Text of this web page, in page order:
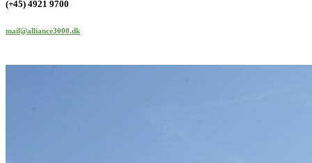
(+45) 4921 9700
mail@alliance3000.dk